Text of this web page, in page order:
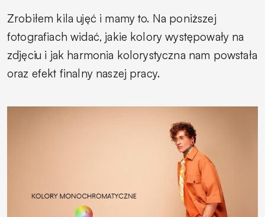
Zrobiłem kila ujęć i mamy to. Na poniższej
fotografiach widać, jakie kolory występowały na
zdjęciu i jak harmonia kolorystyczna nam powstała
oraz efekt finalny naszej pracy.